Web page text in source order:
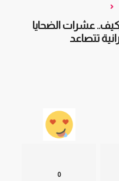
عشرات الضحايا
تتصاعد
0